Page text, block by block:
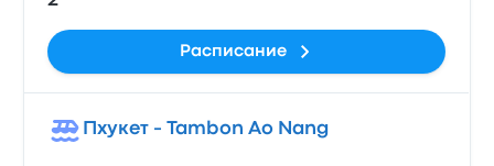
Расписание
Пхукет - Tambon Ao Nang